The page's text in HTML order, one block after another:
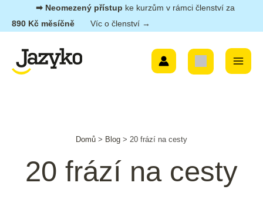
Přeskočit➡︎ Neomezený přístup ke kurzům v rámci členství za
890 Kč měsíčně
Víc o členství →
Menu
Domů > Blog > 20 frází na cesty
20 frází na cesty